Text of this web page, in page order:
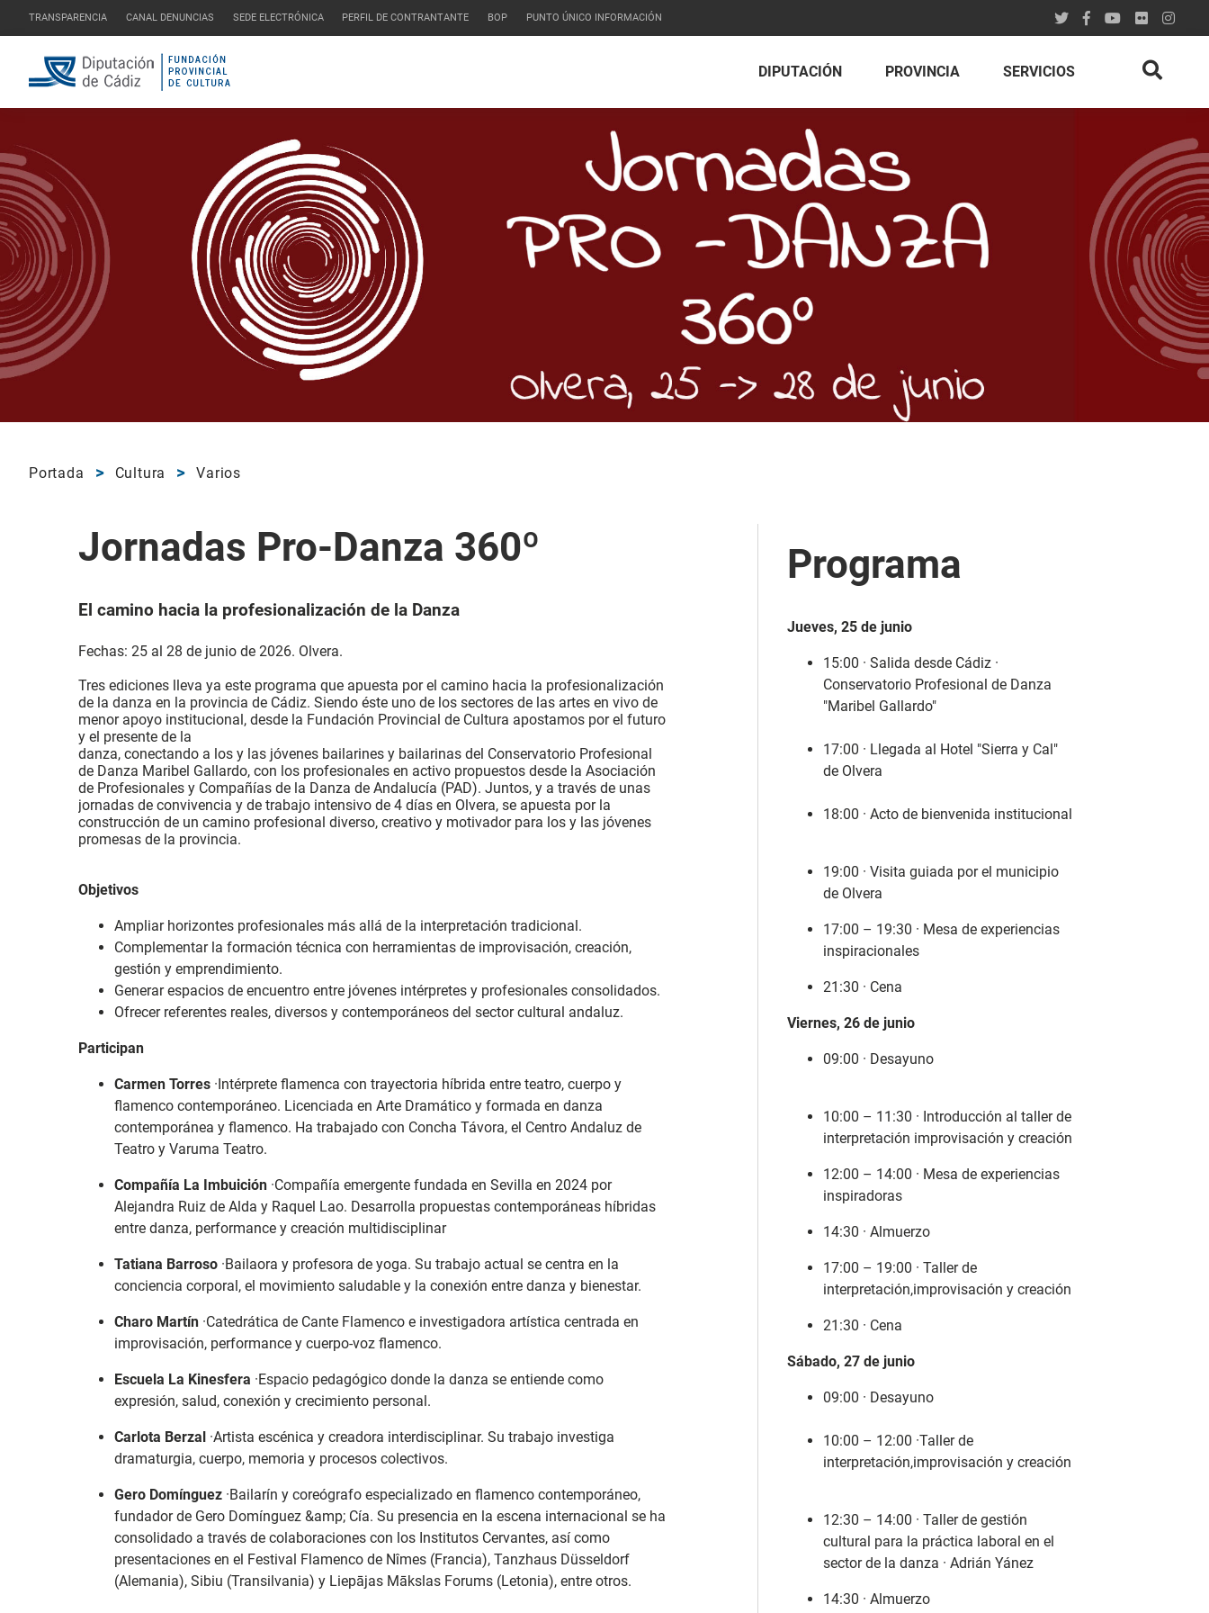
TRANSPARENCIA CANAL DENUNCIAS SEDE ELECTRÓNICA PERFIL DE CONTRANTANTE BOP PUNTO ÚNICO INFORMACIÓN
DIPUTACIÓN PROVINCIA SERVICIOS
Portada Cultura Varios
Jornadas Pro-Danza 360º
El camino hacia la profesionalización de la Danza
Fechas: 25 al 28 de junio de 2026. Olvera.
Tres ediciones lleva ya este programa que apuesta por el camino hacia la profesionalización
de la danza en la provincia de Cádiz. Siendo éste uno de los sectores de las artes en vivo de
menor apoyo institucional, desde la Fundación Provincial de Cultura apostamos por el futuro
y el presente de la
danza, conectando a los y las jóvenes bailarines y bailarinas del Conservatorio Profesional
de Danza Maribel Gallardo, con los profesionales en activo propuestos desde la Asociación
de Profesionales y Compañías de la Danza de Andalucía (PAD). Juntos, y a través de unas
jornadas de convivencia y de trabajo intensivo de 4 días en Olvera, se apuesta por la
construcción de un camino profesional diverso, creativo y motivador para los y las jóvenes
promesas de la provincia.
Objetivos
Ampliar horizontes profesionales más allá de la interpretación tradicional.
Complementar la formación técnica con herramientas de improvisación, creación,
gestión y emprendimiento.
Generar espacios de encuentro entre jóvenes intérpretes y profesionales consolidados.
Ofrecer referentes reales, diversos y contemporáneos del sector cultural andaluz.
Participan
Carmen Torres ·Intérprete flamenca con trayectoria híbrida entre teatro, cuerpo y
flamenco contemporáneo. Licenciada en Arte Dramático y formada en danza
contemporánea y flamenco. Ha trabajado con Concha Távora, el Centro Andaluz de
Teatro y Varuma Teatro.
Compañía La Imbuición ·Compañía emergente fundada en Sevilla en 2024 por
Alejandra Ruiz de Alda y Raquel Lao. Desarrolla propuestas contemporáneas híbridas
entre danza, performance y creación multidisciplinar
Tatiana Barroso ·Bailaora y profesora de yoga. Su trabajo actual se centra en la
conciencia corporal, el movimiento saludable y la conexión entre danza y bienestar.
Charo Martín ·Catedrática de Cante Flamenco e investigadora artística centrada en
improvisación, performance y cuerpo-voz flamenco.
Escuela La Kinesfera ·Espacio pedagógico donde la danza se entiende como
expresión, salud, conexión y crecimiento personal.
Carlota Berzal ·Artista escénica y creadora interdisciplinar. Su trabajo investiga
dramaturgia, cuerpo, memoria y procesos colectivos.
Gero Domínguez ·Bailarín y coreógrafo especializado en flamenco contemporáneo,
fundador de Gero Domínguez &amp; Cía. Su presencia en la escena internacional se ha
consolidado a través de colaboraciones con los Institutos Cervantes, así como
presentaciones en el Festival Flamenco de Nîmes (Francia), Tanzhaus Düsseldorf
(Alemania), Sibiu (Transilvania) y Liepājas Mākslas Forums (Letonia), entre otros.
Programa
Jueves, 25 de junio
15:00 · Salida desde Cádiz ·
Conservatorio Profesional de Danza
"Maribel Gallardo"
17:00 · Llegada al Hotel "Sierra y Cal"
de Olvera
18:00 · Acto de bienvenida institucional
19:00 · Visita guiada por el municipio
de Olvera
17:00 – 19:30 · Mesa de experiencias
inspiracionales
21:30 · Cena
Viernes, 26 de junio
09:00 · Desayuno
10:00 – 11:30 · Introducción al taller de
interpretación improvisación y creación
12:00 – 14:00 · Mesa de experiencias
inspiradoras
14:30 · Almuerzo
17:00 – 19:00 · Taller de
interpretación,improvisación y creación
21:30 · Cena
Sábado, 27 de junio
09:00 · Desayuno
10:00 – 12:00 ·Taller de
interpretación,improvisación y creación
12:30 – 14:00 · Taller de gestión
cultural para la práctica laboral en el
sector de la danza · Adrián Yánez
14:30 · Almuerzo